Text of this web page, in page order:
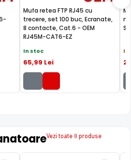
Mufa retea FTP RJ45 cu
trecere, set 100 buc, Ecranate,
8 contacte, Cat.6 - OEM
RJ45M-CAT6-EZ
In stoc
65,99 Lei 2
Vezi toate 8 produse